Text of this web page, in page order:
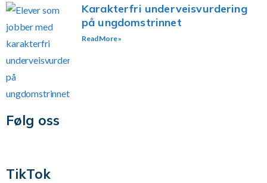
Karakterfri underveisvurdering
på ungdomstrinnet
Read More »
Følg oss
TikTok